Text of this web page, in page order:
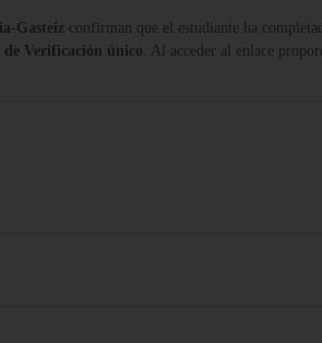
Gasteiz confirman que el estudiante ha
de Verificación único. Al acceder al enlace